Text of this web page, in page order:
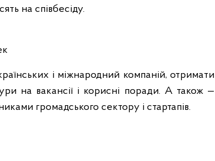
на співбесіду.
і міжнародний компаній, отримати
на вакансії і корисні поради. А також —
громадського сектору і стартапів.